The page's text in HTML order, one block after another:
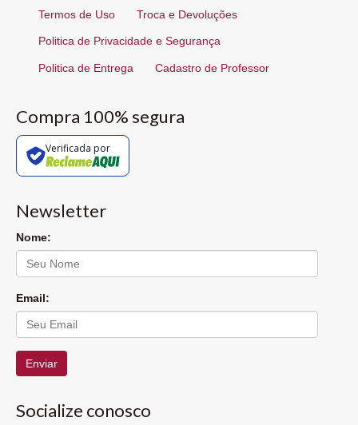
Termos de Uso Troca e Devoluções
Politica de Privacidade e Segurança
Politica de Entrega Cadastro de Professor
Compra 100% segura
Verificada por
Newsletter
Nome:
Email:
Enviar
Socialize conosco